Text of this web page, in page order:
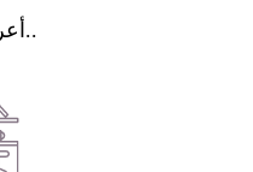
أعرف أكثر..